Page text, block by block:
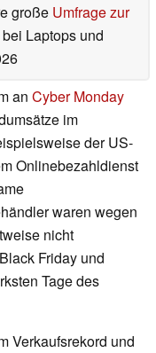
große Umfrage zur
Laptops und
an Cyber Monday
im
der US-
Onlinebezahldienst
waren wegen
nicht
Friday und
Tage des
Verkaufsrekord und